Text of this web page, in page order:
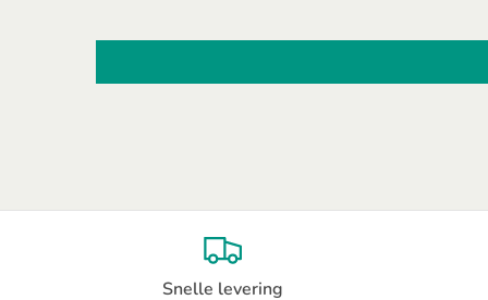
Snelle levering